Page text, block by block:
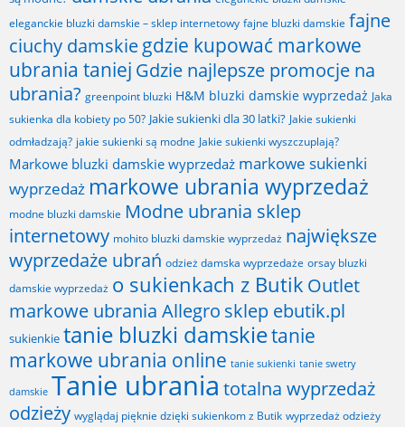
eleganckie bluzki damskie – sklep internetowy fajne bluzki damskie fajne
ciuchy damskiegdzie kupować markowe
ubrania taniej Gdzie najlepsze promocje na
ubrania? greenpoint bluzki H&M bluzki damskie wyprzedaż Jaka
sukienka dla kobiety po 50? Jakie sukienki dla 30 latki? Jakie sukienki
odmładzają? jakie sukienki są modne Jakie sukienki wyszczuplają?
Markowe bluzki damskie wyprzedaż markowe sukienki
wyprzedaż markowe ubrania wyprzedaż
modne bluzki damskie Modne ubrania sklep
internetowy mohito bluzki damskie wyprzedaż największe
wyprzedaże ubrań odzież damska wyprzedaże orsay bluzki
damskie wyprzedaż o sukienkach z Butik Outlet
markowe ubrania Allegro sklep ebutik.pl
sukienkie tanie bluzki damskietanie
markowe ubrania online tanie sukienki tanie swetry
damskie Tanie ubrania totalna wyprzedaż
odzieży wyglądaj pięknie dzięki sukienkom z Butik wyprzedaż odzieży